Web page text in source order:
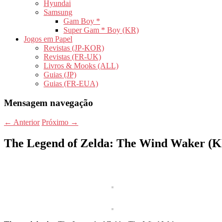
Hyundai
Samsung
Gam Boy *
Super Gam * Boy (KR)
Jogos em Papel
Revistas (JP-KOR)
Revistas (FR-UK)
Livros & Mooks (ALL)
Guias (JP)
Guias (FR-EUA)
Mensagem navegação
← Anterior Próximo →
The Legend of Zelda: The Wind Waker